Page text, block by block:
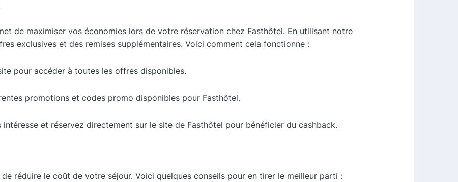
de maximiser vos économies lors de votre réservation chez Fasthôtel. En utilisant notre
exclusives et des remises supplémentaires. Voici comment cela fonctionne :
pour accéder à toutes les offres disponibles.
promotions et codes promo disponibles pour Fasthôtel.
et réservez directement sur le site de Fasthôtel pour bénéficier du cashback.
réduire le coût de votre séjour. Voici quelques conseils pour en tirer le meilleur parti :